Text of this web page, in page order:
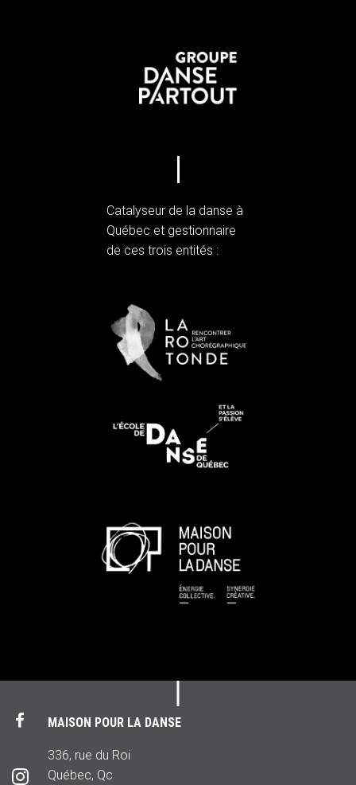
Catalyseur de la danse à
Québec et gestionnaire
de ces trois entités :
MAISON POUR LA DANSE
336, rue du Roi
Québec, Qc